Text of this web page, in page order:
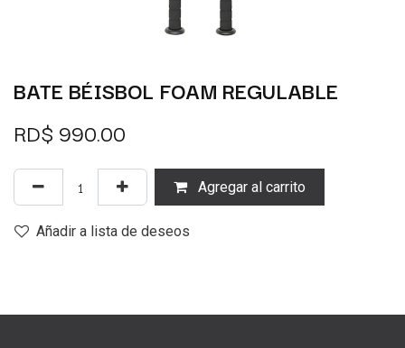
BATE BÉISBOL FOAM REGULABLE
RD$ 990.00
Agregar al carrito
Añadir a lista de deseos